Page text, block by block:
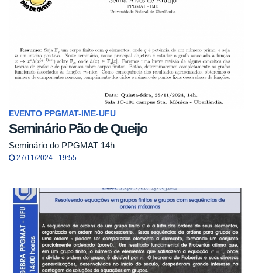
EVENTO PPGMAT-IME-UFU
Seminário Pão de Queijo
Seminário do PPGMAT 14h
27/11/2024 - 19:55